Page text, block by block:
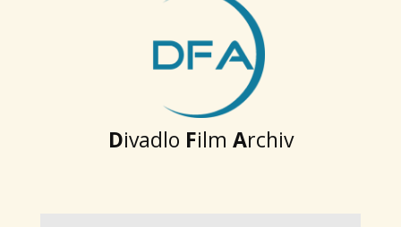
Divadlo Film Archiv